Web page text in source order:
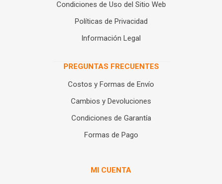
Condiciones de Uso del Sitio Web
Políticas de Privacidad
Información Legal
PREGUNTAS FRECUENTES
Costos y Formas de Envío
Cambios y Devoluciones
Condiciones de Garantía
Formas de Pago
MI CUENTA